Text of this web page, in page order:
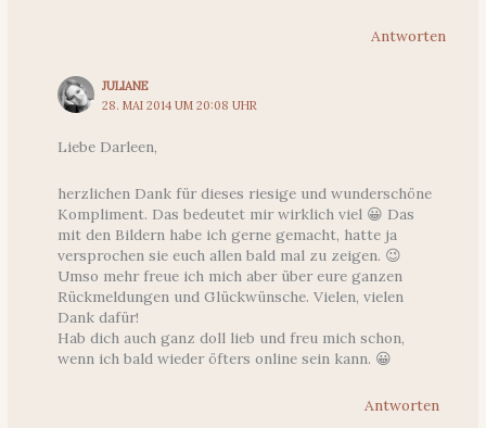
Antworten
JULIANE
28. MAI 2014 UM 20:08 UHR
Liebe Darleen,
herzlichen Dank für dieses riesige und wunderschöne
Kompliment. Das bedeutet mir wirklich viel 😀 Das
mit den Bildern habe ich gerne gemacht, hatte ja
versprochen sie euch allen bald mal zu zeigen. 😉
Umso mehr freue ich mich aber über eure ganzen
Rückmeldungen und Glückwünsche. Vielen, vielen
Dank dafür!
Hab dich auch ganz doll lieb und freu mich schon,
wenn ich bald wieder öfters online sein kann. 😀
Antworten